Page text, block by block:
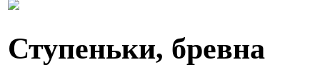
Ступеньки, бревна